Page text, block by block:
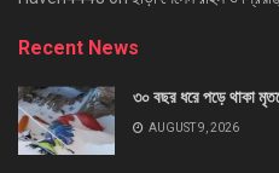
Recent News
৩০ বছর ধরে পড়ে থাকা
AUGUST 9, 2026